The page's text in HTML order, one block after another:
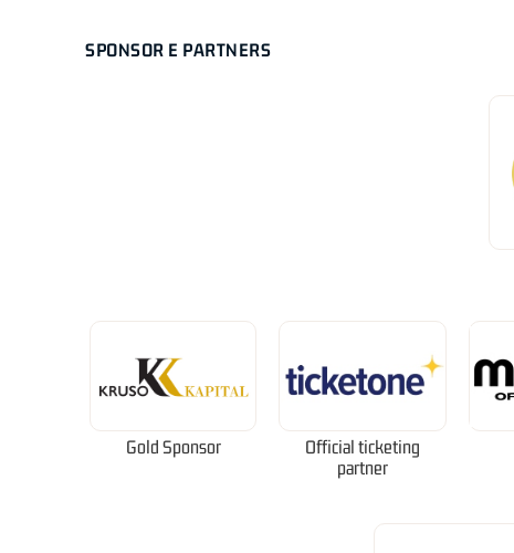
SPONSOR E PARTNERS
Gold Sponsor
Official ticketing
partner